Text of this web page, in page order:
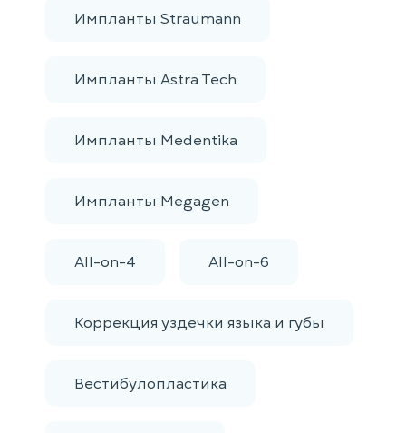
Импланты Straumann
Импланты Astra Tech
Импланты Medentika
Импланты Megagen
All-on-4 All-on-6
Коррекция уздечки языка и губы
Вестибулопластика